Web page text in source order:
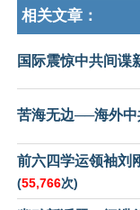
相关文章：
国际震惊中共间谍
苦海无边──海外
前六四学运领袖刘
(55,766次)